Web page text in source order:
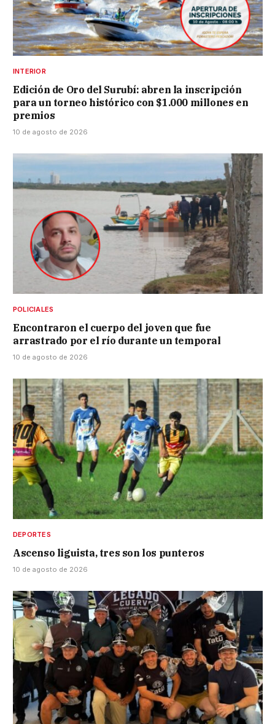
INTERIOR
Edición de Oro del Surubí: abren la inscripción
para un torneo histórico con $1.000 millones en
premios
10 de agosto de 2026
POLICIALES
Encontraron el cuerpo del joven que fue
arrastrado por el río durante un temporal
10 de agosto de 2026
DEPORTES
Ascenso liguista, tres son los punteros
10 de agosto de 2026